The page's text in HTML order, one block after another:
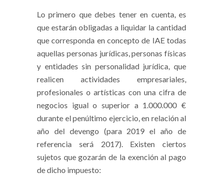
Lo primero que debes tener en cuenta, es
que estarán obligadas a liquidar la cantidad
que corresponda en concepto de IAE todas
aquellas personas jurídicas, personas físicas
y entidades sin personalidad jurídica, que
realicen actividades empresariales,
profesionales o artísticas con una cifra de
negocios igual o superior a 1.000.000 €
durante el penúltimo ejercicio, en relación al
año del devengo (para 2019 el año de
referencia será 2017). Existen ciertos
sujetos que gozarán de la exención al pago
de dicho impuesto: